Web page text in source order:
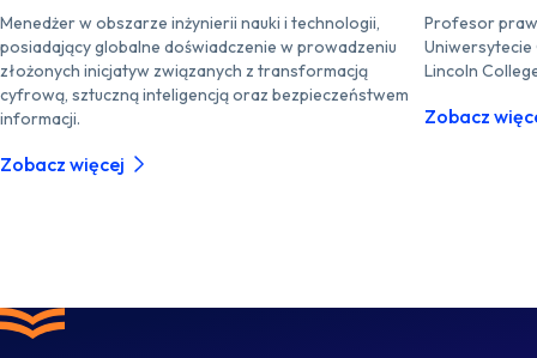
Menedżer w obszarze inżynierii nauki i technologii,
posiadający globalne doświadczenie w prowadzeniu
złożonych inicjatyw związanych z transformacją
cyfrową, sztuczną inteligencją oraz bezpieczeństwem
informacji.
Zobacz więcej
Profesor
Lincoln
Zobacz